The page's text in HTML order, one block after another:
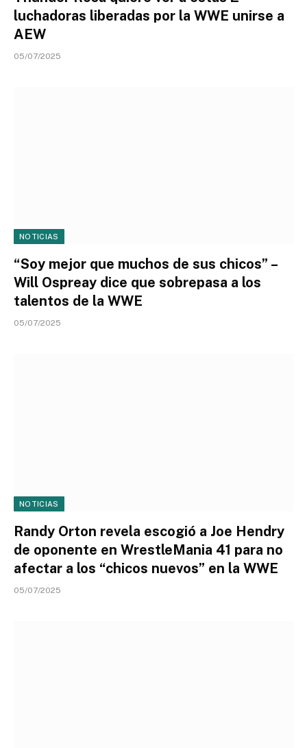
luchadoras liberadas por la WWE unirse a
AEW
05/07/2025
NOTICIAS
“Soy mejor que muchos de sus chicos” –
Will Ospreay dice que sobrepasa a los
talentos de la WWE
05/07/2025
NOTICIAS
Randy Orton revela escogió a Joe Hendry
de oponente en WrestleMania 41 para no
afectar a los “chicos nuevos” en la WWE
05/07/2025